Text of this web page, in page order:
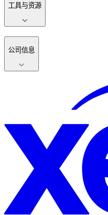
工具与资源
公司信息